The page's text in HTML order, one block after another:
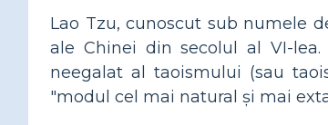
Lao Tzu, cunoscut sub numele
ale Chinei din secolul al VI-
neegalat al taoismului (sau
"modul cel mai natural și mai